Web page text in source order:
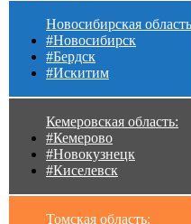
Новосибирская
#Новосибирск
#Бердск
#Искитим
Кемеровская область:
#Кемерово
#Новокузнецк
#Киселевск
Томская область: